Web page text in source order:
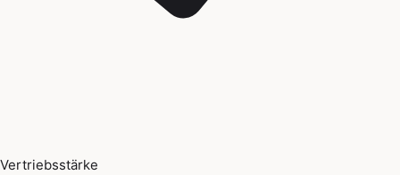
Vertriebsstärke